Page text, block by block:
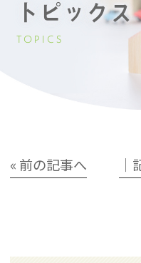
トピックス
TOPICS
« 前の記事へ │